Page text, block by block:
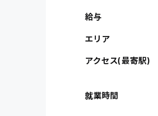
給与
エリア
アクセス(最寄駅)
就業時間